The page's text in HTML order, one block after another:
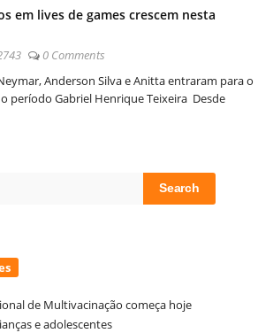
em lives de games crescem nesta
0 Comments
Anderson Silva e Anitta entraram para o
período Gabriel Henrique Teixeira Desde
de Multivacinação começa hoje
e adolescentes